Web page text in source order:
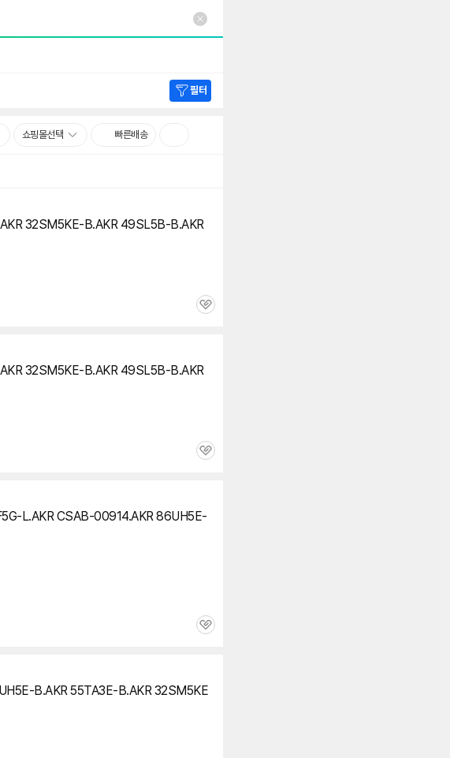
필터
쇼핑몰선택 빠른배송
32SM5KE-B.AKR 49SL5B-B.AKR
관
32SM5KE-B.AKR 49SL5B-B.AKR
관
L.AKR CSAB-00914.AKR 86UH5E-
관
B.AKR 55TA3E-B.AKR 32SM5KE